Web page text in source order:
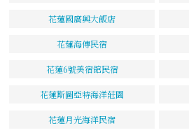
花蓮國廣興大飯店
花蓮海傳民宿
花蓮6號美宿館民宿
花蓮斯圖亞特海洋莊園
花蓮月光海洋民宿